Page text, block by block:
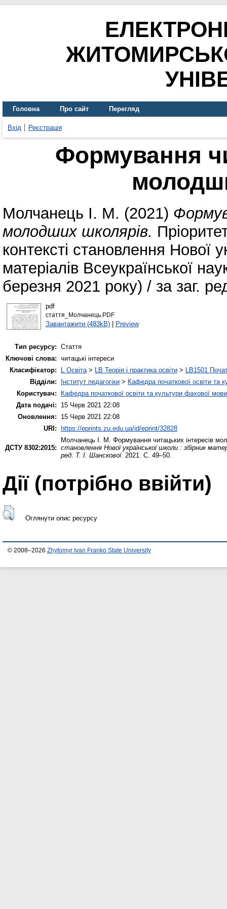
Головна Про сайт Перегляд
Вхід Реєстрація
Формування
Молчанець І. М. (2021)
молодших школярів.
контексті становлення Нової
матеріалів Всеукраїнської
березня 2021 року) / за заг.
pdf
стаття_Молчанець.PDF
Завантажити (483kB)| Preview
Тип ресурсу: Стаття
Ключові слова: читацькі інтереси
Класифікатор:
L Освіта> LB Теорія і практика освіти > LB1501
Відділи:
Інститут педагогіки > Кафедра початкової освіти та
Користувач:
Кафедра початкової освіти та культури фахової мови
Дата подачі:
15 Черв 2021 22:08
Оновлення:
15 Черв 2021 22:08
URI:
https://eprints.zu.edu.ua/id/eprint/32828
ДСТУ 8302:2015:
Молчанець І. М. Формування читацьких інтересів
становлення Нової української школи : збірник
ред. Т. І. Шанскової. 2021. С. 49–50.
Дії ​​(потрібно ввійти)
Оглянути опис ресурсу
© 2008–2026 Zhytomyr Ivan Franko State University